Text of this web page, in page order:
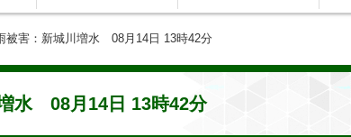
被害：新城川増水 08月14日 13時42分
水 08月14日 13時42分